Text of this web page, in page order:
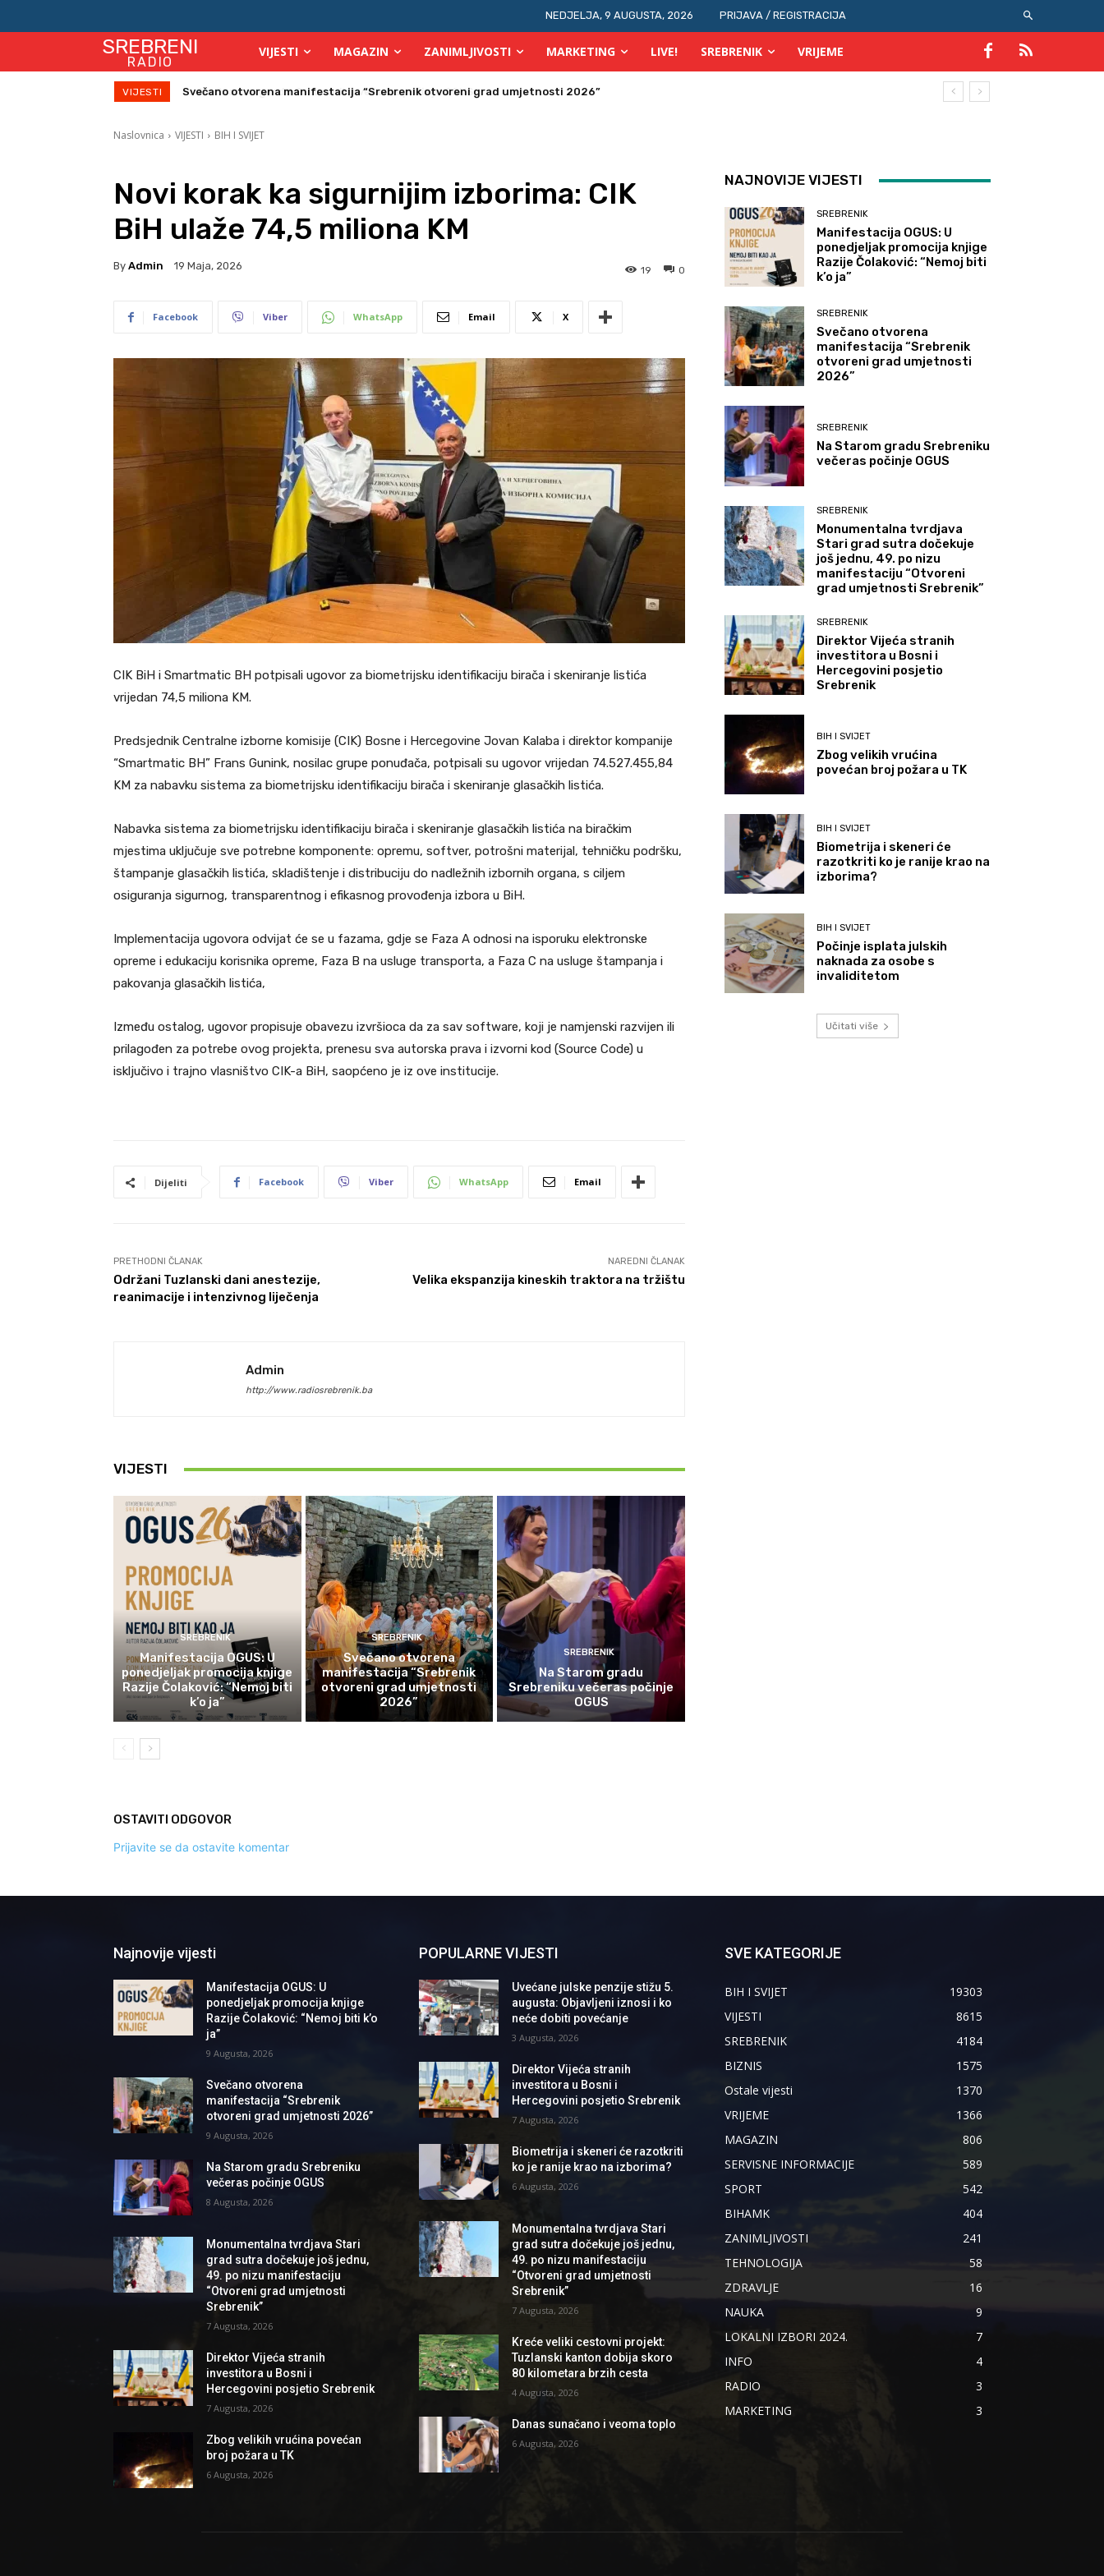
NEDJELJA, 9 AUGUSTA, 2026 PRIJAVA / REGISTRACIJA
SREBRENI
RADIO
VIJESTI MAGAZIN ZANIMLJIVOSTI MARKETING LIVE! SREBRENIK VRIJEME
VIJESTI Na Starom gradu Srebreniku večeras počinje OGUS
Naslovnica VIJESTI BIH I SVIJET
Novi korak ka sigurnijim izborima: CIK
BiH ulaže 74,5 miliona KM
By Admin 19 Maja, 2026 0
19
Facebook Viber WhatsApp Email X
CIK BiH i Smartmatic BH potpisali ugovor za biometrijsku identifikaciju birača i skeniranje listića
vrijedan 74,5 miliona KM.
Predsjednik Centralne izborne komisije (CIK) Bosne i Hercegovine Jovan Kalaba i direktor kompanije
“Smartmatic BH” Frans Gunink, nosilac grupe ponuđača, potpisali su ugovor vrijedan 74.527.455,84
KM za nabavku sistema za biometrijsku identifikaciju birača i skeniranje glasačkih listića.
Nabavka sistema za biometrijsku identifikaciju birača i skeniranje glasačkih listića na biračkim
mjestima uključuje sve potrebne komponente: opremu, softver, potrošni materijal, tehničku podršku,
štampanje glasačkih listića, skladištenje i distribuciju do nadležnih izbornih organa, s ciljem
osiguranja sigurnog, transparentnog i efikasnog provođenja izbora u BiH.
Implementacija ugovora odvijat će se u fazama, gdje se Faza A odnosi na isporuku elektronske
opreme i edukaciju korisnika opreme, Faza B na usluge transporta, a Faza C na usluge štampanja i
pakovanja glasačkih listića,
Između ostalog, ugovor propisuje obavezu izvršioca da za sav software, koji je namjenski razvijen ili
prilagođen za potrebe ovog projekta, prenesu sva autorska prava i izvorni kod (Source Code) u
isključivo i trajno vlasništvo CIK-a BiH, saopćeno je iz ove institucije.
Dijeliti Facebook Viber WhatsApp Email
PRETHODNI ČLANAK
Održani Tuzlanski dani anestezije,
reanimacije i intenzivnog liječenja
NAREDNI ČLANAK
Velika ekspanzija kineskih traktora na tržištu
Admin
http://www.radiosrebrenik.ba
VIJESTI
SREBRENIK
Manifestacija OGUS: U
ponedjeljak promocija knjige
Razije Čolaković: “Nemoj biti
k’o ja”
SREBRENIK
Svečano otvorena
manifestacija “Srebrenik
otvoreni grad umjetnosti
2026”
SREBRENIK
Na Starom gradu
Srebreniku večeras počinje
OGUS
OSTAVITI ODGOVOR
Prijavite se da ostavite komentar
NAJNOVIJE VIJESTI
SREBRENIK
Manifestacija OGUS: U
ponedjeljak promocija knjige
Razije Čolaković: “Nemoj biti
k’o ja”
SREBRENIK
Svečano otvorena
manifestacija “Srebrenik
otvoreni grad umjetnosti
2026”
SREBRENIK
Na Starom gradu Srebreniku
večeras počinje OGUS
SREBRENIK
Monumentalna tvrdjava
Stari grad sutra dočekuje
još jednu, 49. po nizu
manifestaciju “Otvoreni
grad umjetnosti Srebrenik”
SREBRENIK
Direktor Vijeća stranih
investitora u Bosni i
Hercegovini posjetio
Srebrenik
BIH I SVIJET
Zbog velikih vrućina
povećan broj požara u TK
BIH I SVIJET
Biometrija i skeneri će
razotkriti ko je ranije krao na
izborima?
BIH I SVIJET
Počinje isplata julskih
naknada za osobe s
invaliditetom
Učitati više
Najnovije vijesti
Manifestacija OGUS: U
ponedjeljak promocija knjige
Razije Čolaković: “Nemoj biti k’o
ja”
9 Augusta, 2026
Svečano otvorena
manifestacija “Srebrenik
otvoreni grad umjetnosti 2026”
9 Augusta, 2026
Na Starom gradu Srebreniku
večeras počinje OGUS
8 Augusta, 2026
Monumentalna tvrdjava Stari
grad sutra dočekuje još jednu,
49. po nizu manifestaciju
“Otvoreni grad umjetnosti
Srebrenik”
7 Augusta, 2026
Direktor Vijeća stranih
investitora u Bosni i
Hercegovini posjetio Srebrenik
7 Augusta, 2026
Zbog velikih vrućina povećan
broj požara u TK
6 Augusta, 2026
POPULARNE VIJESTI
Uvećane julske penzije stižu 5.
augusta: Objavljeni iznosi i ko
neće dobiti povećanje
3 Augusta, 2026
Direktor Vijeća stranih
investitora u Bosni i
Hercegovini posjetio Srebrenik
7 Augusta, 2026
Biometrija i skeneri će razotkriti
ko je ranije krao na izborima?
6 Augusta, 2026
Monumentalna tvrdjava Stari
grad sutra dočekuje još jednu,
49. po nizu manifestaciju
“Otvoreni grad umjetnosti
Srebrenik”
7 Augusta, 2026
Kreće veliki cestovni projekt:
Tuzlanski kanton dobija skoro
80 kilometara brzih cesta
4 Augusta, 2026
Danas sunačano i veoma toplo
6 Augusta, 2026
SVE KATEGORIJE
BIH I SVIJET
19303
VIJESTI
8615
SREBRENIK
4184
BIZNIS
1575
Ostale vijesti
1370
VRIJEME
1366
MAGAZIN
806
SERVISNE INFORMACIJE
589
SPORT
542
BIHAMK
404
ZANIMLJIVOSTI
241
TEHNOLOGIJA
58
ZDRAVLJE
16
NAUKA
9
LOKALNI IZBORI 2024.
7
INFO
4
RADIO
3
MARKETING
3